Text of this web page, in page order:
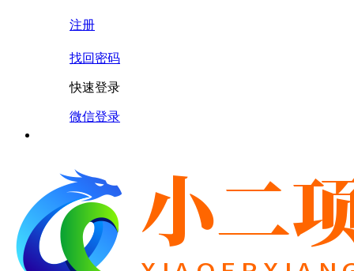
注册
找回密码
快速登录
微信登录